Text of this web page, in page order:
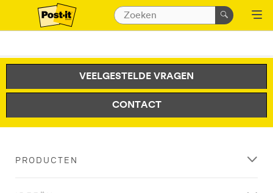
VEELGESTELDE VRAGEN
CONTACT
PRODUCTEN